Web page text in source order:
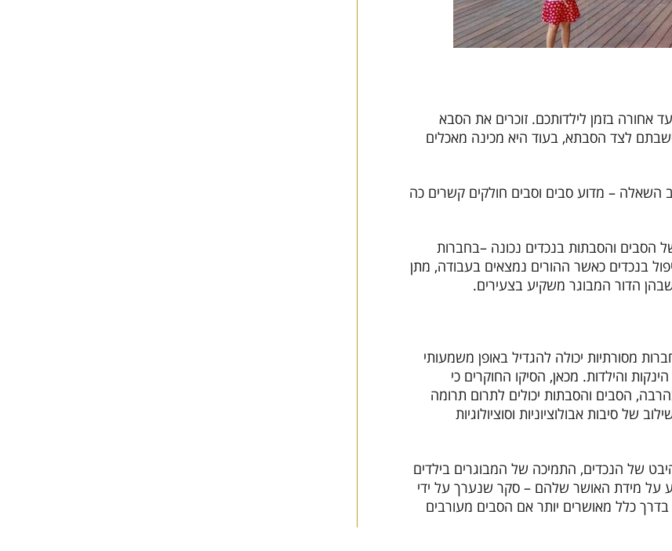
אחורה בזמן לילדותכם. זוכרים את הסבא
לצד הסבתא, בעוד היא מכינה מאכלים
השאלה – מדוע סבים וסבים חולקים קשרים כה
והסבתות בנכדים נכונה –בחברות
בנכדים כאשר ההורים נמצאים בעבודה, מתן
הדור המבוגר משקיע בצעירים.
מסורתיות יכולה להגדיל באופן משמעותי
והילדות. מכאן, הסיקו החוקרים כי
הסבים והסבתות יכולים לתרום תרומה
של סיבות אבולוציוניות וסוציולוגיות
של הנכדים, התמיכה של המבוגרים בילדים
על מידת האושר שלהם – סקר שנערך על ידי
בדרך כלל מאושרים יותר אם הסבים מעורבים